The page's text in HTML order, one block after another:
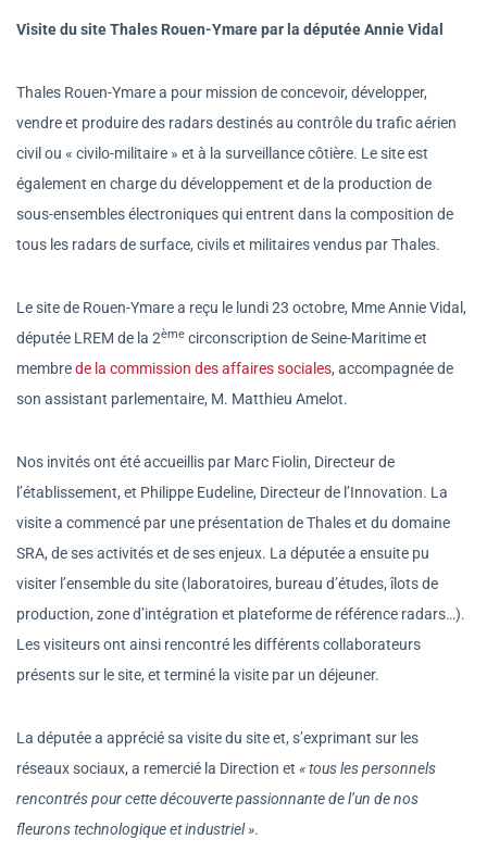
Visite du site Thales Rouen-Ymare par la députée Annie Vidal
Thales Rouen-Ymare a pour mission de concevoir, développer,
vendre et produire des radars destinés au contrôle du trafic aérien
civil ou « civilo-militaire » et à la surveillance côtière. Le site est
également en charge du développement et de la production de
sous-ensembles électroniques qui entrent dans la composition de
tous les radars de surface, civils et militaires vendus par Thales.
Le site de Rouen-Ymare a reçu le lundi 23 octobre, Mme Annie Vidal,
députée LREM de la 2ème circonscription de Seine-Maritime et
membrede la commission des affaires sociales, accompagnée de
son assistant parlementaire, M. Matthieu Amelot.
Nos invités ont été accueillis par Marc Fiolin, Directeur de
l’établissement, et Philippe Eudeline, Directeur de l’Innovation. La
visite a commencé par une présentation de Thales et du domaine
SRA, de ses activités et de ses enjeux. La députée a ensuite pu
visiter l’ensemble du site (laboratoires, bureau d’études, îlots de
production, zone d’intégration et plateforme de référence radars…).
Les visiteurs ont ainsi rencontré les différents collaborateurs
présents sur le site, et terminé la visite par un déjeuner.
La députée a apprécié sa visite du site et, s’exprimant sur les
réseaux sociaux, a remercié la Direction et « tous les personnels
rencontrés pour cette découverte passionnante de l’un de nos
fleurons technologique et industriel ».